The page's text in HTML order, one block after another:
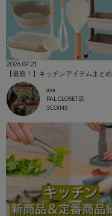
2026.07.21
【最新！】キッチンアイテムまとめ
aya
PAL CLOSET店
3COINS